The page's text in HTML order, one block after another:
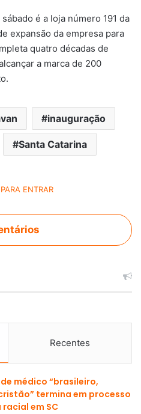
é a loja número 191 da
expansão da empresa para
quatro décadas de
a marca de 200
inauguração
Santa Catarina
Recentes
médico “brasileiro,
termina em processo
em SC